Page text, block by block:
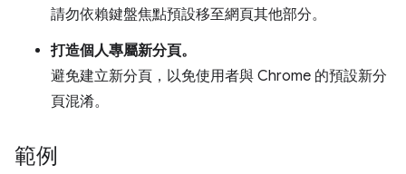
請勿依賴鍵盤焦點預設移至網頁其他部分。
打造個人專屬新分頁。
避免建立新分頁，以免使用者與 Chrome 的預設新分
頁混淆。
範例